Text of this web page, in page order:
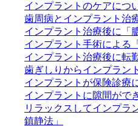
インプラントのケアにつ
歯周病とインプラント治
インプラント治療後に「
インプラント手術による
インプラント治療後に転
歯ぎしりからインプラン
インプラントが保険診療
インプラントに隙間がで
リラックスしてインプラ
鎮静法」